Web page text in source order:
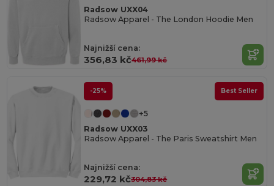
Radsow UXX04
Radsow Apparel - The London Hoodie Men
Najnižší cena:
356,83 kč461,99 kč
-25% Best Seller
+5
Radsow UXX03
Radsow Apparel - The Paris Sweatshirt Men
Najnižší cena:
229,72 kč304,83 kč